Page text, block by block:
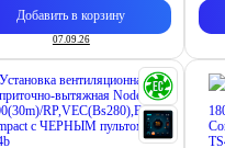
Добавить в корзину
07.09.26